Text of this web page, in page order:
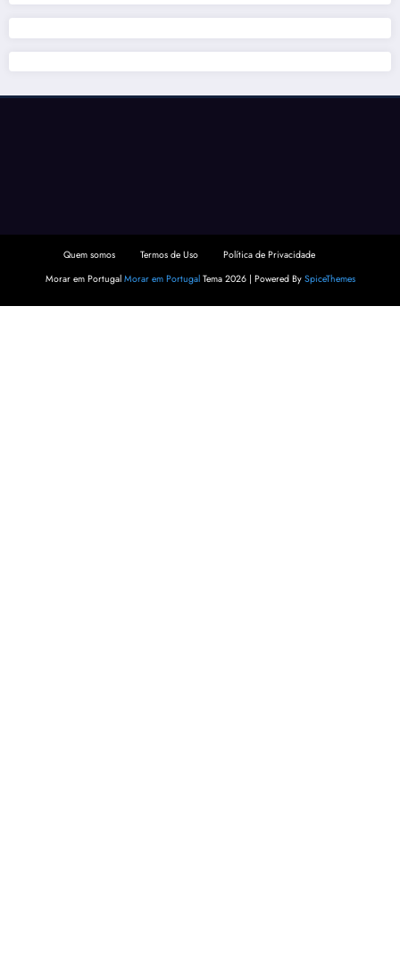
Quem somos Termos de Uso
Política de Privacidade
Morar em Portugal Morar em PortugalTema 2026 | Powered By SpiceThemes